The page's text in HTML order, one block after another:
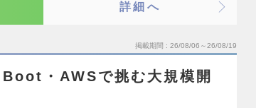
詳細へ
掲載期間 26/08/06～26/08/19
・AWSで挑む大規模開